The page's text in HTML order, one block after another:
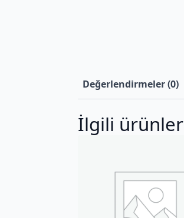
Değerlendirmeler (0)
İlgili ürünler